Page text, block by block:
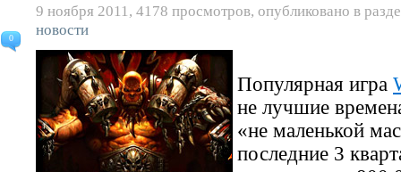
0
9 ноября 2011, 4178 просмотров, опубликовано в
новости
Популярная игра
не лучшие
«не маленькой
последние 3